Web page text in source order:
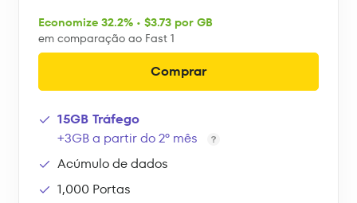
Economize 32.2% • $3.73 por GB
em comparação ao Fast 1
Comprar
15GB Tráfego
+3GB a partir do 2º mês
Acúmulo de dados
1,000 Portas